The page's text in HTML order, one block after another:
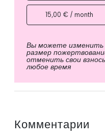
15,00 € / month
Вы можете изменить
размер
отменить свои
любое время
Комментарии